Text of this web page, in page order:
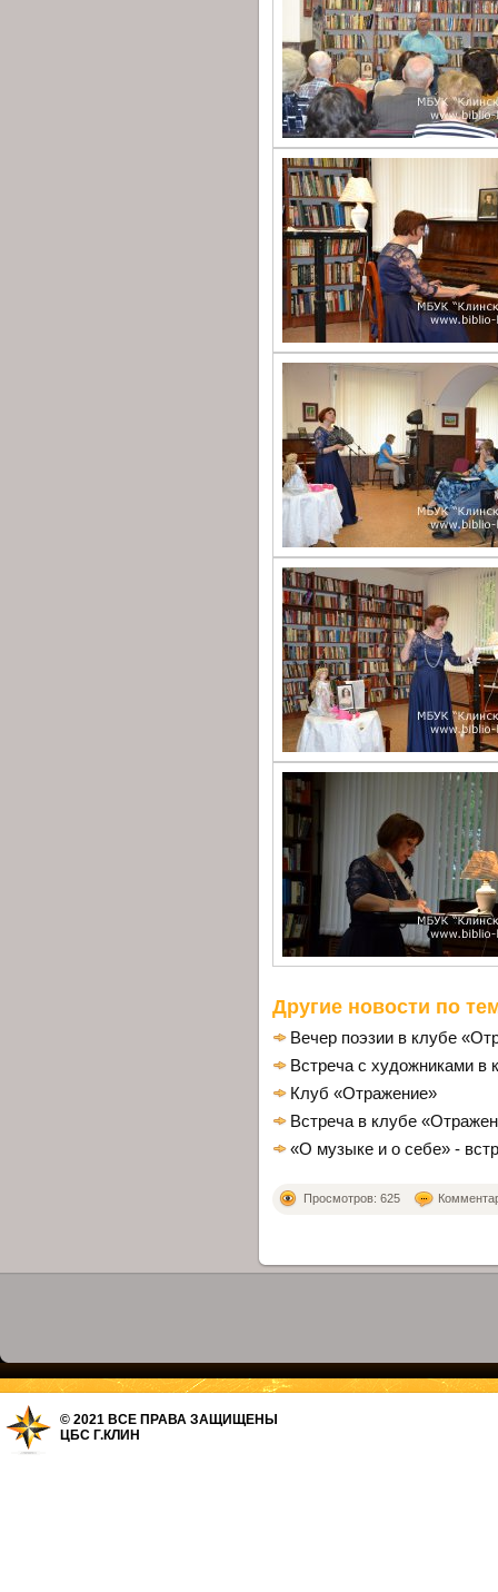
Другие новости по
Вечер поэзии в клубе
Встреча с художниками в
Клуб «Отражение»
Встреча в клубе
«О музыке и о себе» -
Просмотров: 625
© 2021 ВСЕ ПРАВА ЗАЩИЩЕНЫ
ЦБС Г.КЛИН